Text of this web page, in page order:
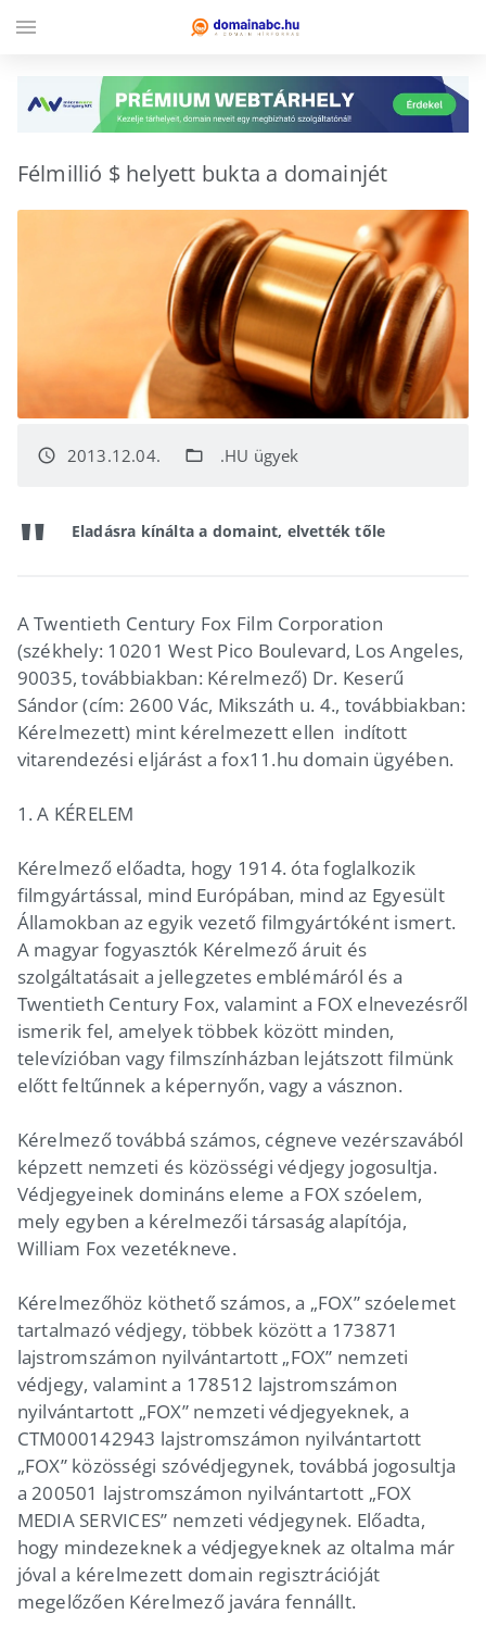
Félmillió $ helyett bukta a domainjét
access_time 2013.12.04. folder_open .HU ügyek
Eladásra kínálta a domaint, elvették tőle
A Twentieth Century Fox Film Corporation
(székhely: 10201 West Pico Boulevard, Los Angeles,
90035, továbbiakban: Kérelmező) Dr. Keserű
Sándor (cím: 2600 Vác, Mikszáth u. 4., továbbiakban:
Kérelmezett) mint kérelmezett ellen indított
vitarendezési eljárást a fox11.hu domain ügyében.
1. A KÉRELEM
Kérelmező előadta, hogy 1914. óta foglalkozik
filmgyártással, mind Európában, mind az Egyesült
Államokban az egyik vezető filmgyártóként ismert.
A magyar fogyasztók Kérelmező áruit és
szolgáltatásait a jellegzetes emblémáról és a
Twentieth Century Fox, valamint a FOX elnevezésről
ismerik fel, amelyek többek között minden,
televízióban vagy filmszínházban lejátszott filmünk
előtt feltűnnek a képernyőn, vagy a vásznon.
Kérelmező továbbá számos, cégneve vezérszavából
képzett nemzeti és közösségi védjegy jogosultja.
Védjegyeinek domináns eleme a FOX szóelem,
mely egyben a kérelmezői társaság alapítója,
William Fox vezetékneve.
Kérelmezőhöz köthető számos, a „FOX” szóelemet
tartalmazó védjegy, többek között a 173871
lajstromszámon nyilvántartott „FOX” nemzeti
védjegy, valamint a 178512 lajstromszámon
nyilvántartott „FOX” nemzeti védjegyeknek, a
CTM000142943 lajstromszámon nyilvántartott
„FOX” közösségi szóvédjegynek, továbbá jogosultja
a 200501 lajstromszámon nyilvántartott „FOX
MEDIA SERVICES” nemzeti védjegynek. Előadta,
hogy mindezeknek a védjegyeknek az oltalma már
jóval a kérelmezett domain regisztrációját
megelőzően Kérelmező javára fennállt.
menu